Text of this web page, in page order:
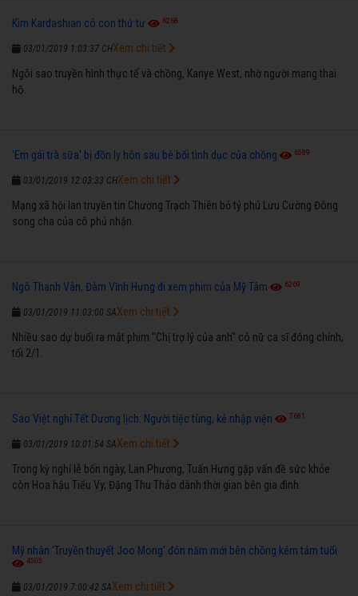
Kim Kardashian có con thứ tư 6268
03/01/2019 1:03:37 CH
Ngôi sao truyền hình thực tế và chồng, Kanye West, nhờ người mang thai
hộ.
Xem chi tiết
'Em gái trà sữa' bị đồn ly hôn sau bê bối tình dục của chồng 6589
03/01/2019 12:03:33 CH
Mạng xã hội lan truyền tin Chương Trạch Thiên bỏ tỷ phú Lưu Cường Đông
song cha của cô phủ nhận.
Xem chi tiết
Ngô Thanh Vân, Đàm Vĩnh Hưng đi xem phim của Mỹ Tâm 6269
03/01/2019 11:03:00 SA
Nhiều sao dự buổi ra mắt phim "Chị trợ lý của anh" có nữ ca sĩ đóng chính,
tối 2/1.
Xem chi tiết
Sao Việt nghỉ Tết Dương lịch: Người tiệc tùng, kẻ nhập viện 7681
03/01/2019 10:01:54 SA
Trong kỳ nghỉ lễ bốn ngày, Lan Phương, Tuấn Hưng gặp vấn đề sức khỏe
còn Hoa hậu Tiểu Vy, Đặng Thu Thảo dành thời gian bên gia đình.
Xem chi tiết
Mỹ nhân 'Truyền thuyết Joo Mong' đón năm mới bên chồng kém tám tuổi
4505
03/01/2019 7:00:42 SAXem chi tiết